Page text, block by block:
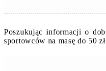
Poszukując informacji o
sportowców na masę do 50